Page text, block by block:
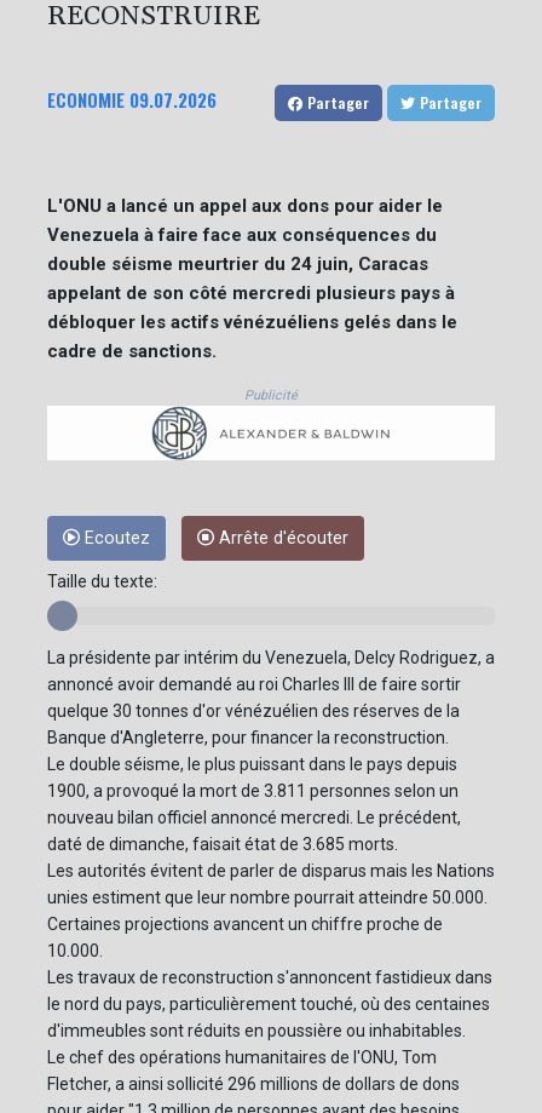
RECONSTRUIRE
ECONOMIE 09.07.2026 Partager Partager
L'ONU a lancé un appel aux dons pour aider le
Venezuela à faire face aux conséquences du
double séisme meurtrier du 24 juin, Caracas
appelant de son côté mercredi plusieurs pays à
débloquer les actifs vénézuéliens gelés dans le
cadre de sanctions.
Publicité
Ecoutez Arrête d'écouter
Taille du texte:
La présidente par intérim du Venezuela, Delcy Rodriguez, a
annoncé avoir demandé au roi Charles III de faire sortir
quelque 30 tonnes d'or vénézuélien des réserves de la
Banque d'Angleterre, pour financer la reconstruction.
Le double séisme, le plus puissant dans le pays depuis
1900, a provoqué la mort de 3.811 personnes selon un
nouveau bilan officiel annoncé mercredi. Le précédent,
daté de dimanche, faisait état de 3.685 morts.
Les autorités évitent de parler de disparus mais les Nations
unies estiment que leur nombre pourrait atteindre 50.000.
Certaines projections avancent un chiffre proche de
10.000.
Les travaux de reconstruction s'annoncent fastidieux dans
le nord du pays, particulièrement touché, où des centaines
d'immeubles sont réduits en poussière ou inhabitables.
Le chef des opérations humanitaires de l'ONU, Tom
Fletcher, a ainsi sollicité 296 millions de dollars de dons